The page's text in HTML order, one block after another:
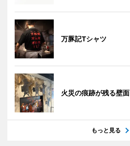
万豚記Tシャツ
火災の痕跡が残る壁面
もっと見る